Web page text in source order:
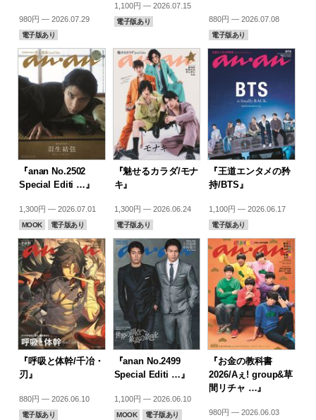
980円 — 2026.07.29
電子版あり
1,100円 — 2026.07.15
電子版あり 880円 — 2026.07.08
電子版あり
『anan No.2502
Special Editi …』
1,300円 — 2026.07.01
MOOK 電子版あり
『魅せるカラダ/モナ
キ』
1,300円 — 2026.06.24
電子版あり
『王道エンタメの矜
持/BTS』
1,100円 — 2026.06.17
電子版あり
『呼吸と体幹/千冶・
刃』
880円 — 2026.06.10
電子版あり
『anan No.2499
Special Editi …』
1,100円 — 2026.06.10
MOOK 電子版あり
『お金の教科書
2026/Aぇ! group&草
間リチャ …』
980円 — 2026.06.03